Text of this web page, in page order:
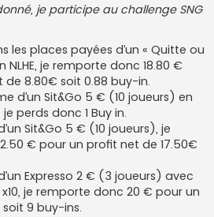
je participe au challenge SNG
les places payées d’un « Quitte ou
NLHE, je remporte donc 18.80 €
8.80€ soit 0.88 buy-in.
d’un Sit&Go 5 € (10 joueurs) en
perds donc 1 Buy in.
Sit&Go 5 € (10 joueurs), je
€ pour un profit net de 17.50€
Expresso 2 € (3 joueurs) avec
je remporte donc 20 € pour un
9 buy-ins.